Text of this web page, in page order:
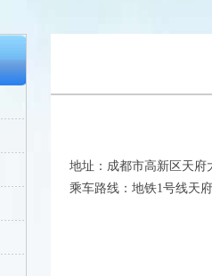
地址：成都市高新区天府
乘车路线：地铁1号线天